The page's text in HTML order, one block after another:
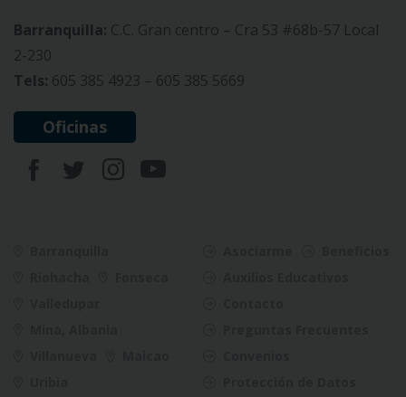
Barranquilla: C.C. Gran centro – Cra 53 #68b-57 Local
2-230
Tels: 605 385 4923 – 605 385 5669
Oficinas